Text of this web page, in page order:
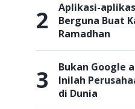
2
Aplikasi-
Berguna Buat
Ramadhan
3
Bukan Google
Inilah
di Dunia